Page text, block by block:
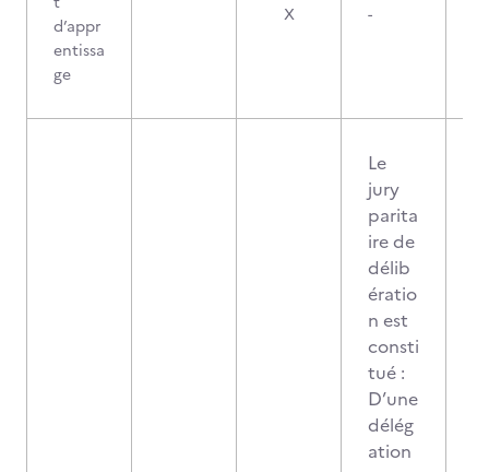
d’appr
entissa
ge
X -
Le
jury
parita
ire de
délib
ératio
n est
consti
tué :
D’une
délég
ation